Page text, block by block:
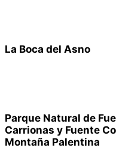
La Boca del Asno
Parque Natural de
Carrionas y Fuente
Montaña Palentina